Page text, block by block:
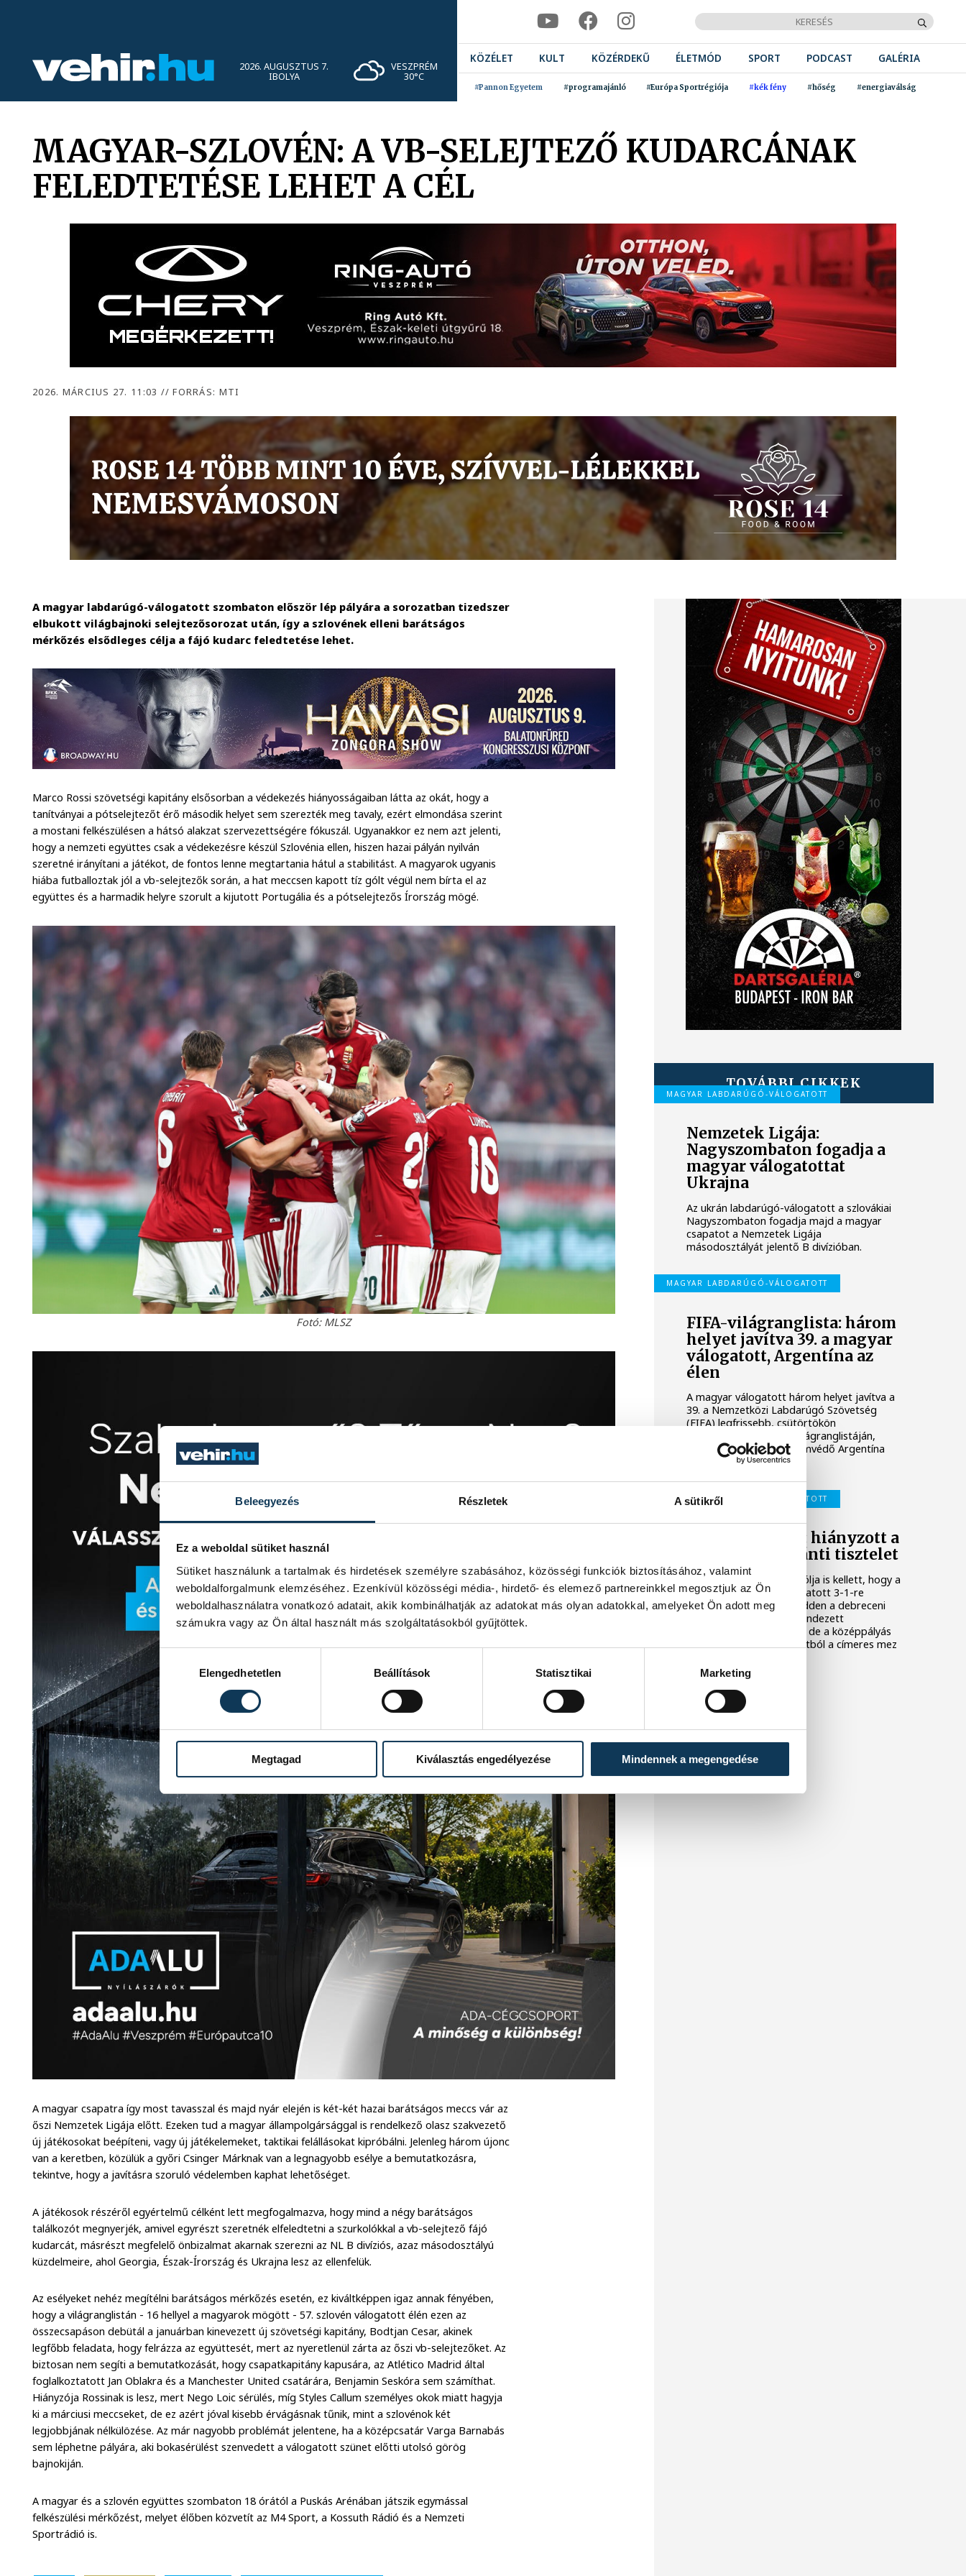
Beleegyezés Részletek A sütikről
Ez a weboldal sütiket használ
Sütiket használunk a tartalmak és hirdetések személyre szabásához, közösségi funkciók biztosításához, valamint
weboldalforgalmunk elemzéséhez. Ezenkívül közösségi média-, hirdető- és elemező partnereinkkel megosztjuk az Ön
weboldalhasználatra vonatkozó adatait, akik kombinálhatják az adatokat más olyan adatokkal, amelyeket Ön adott meg
számukra vagy az Ön által használt más szolgáltatásokból gyűjtöttek.
Elengedhetetlen
Beállítások Statisztikai Marketing
Megtagad Kiválasztás engedélyezése Mindennek a megengedése
2026. AUGUSZTUS 7.
IBOLYA
VESZPRÉM
30°C
KÖZÉLET KULT KÖZÉRDEKŰ ÉLETMÓD SPORT PODCAST GALÉRIA
#Pannon Egyetem #programajánló #Európa Sportrégiója #kék fény #hőség #energiaválság
MAGYAR-SZLOVÉN: A VB-SELEJTEZŐ KUDARCÁNAK
FELEDTETÉSE LEHET A CÉL
2026. MÁRCIUS 27. 11:03 // FORRÁS: MTI
A magyar labdarúgó-válogatott szombaton először lép pályára a sorozatban tizedszer
elbukott világbajnoki selejtezősorozat után, így a szlovének elleni barátságos
mérkőzés elsődleges célja a fájó kudarc feledtetése lehet.
Marco Rossi szövetségi kapitány elsősorban a védekezés hiányosságaiban látta az okát, hogy a
tanítványai a pótselejtezőt érő második helyet sem szerezték meg tavaly, ezért elmondása szerint
a mostani felkészülésen a hátsó alakzat szervezettségére fókuszál. Ugyanakkor ez nem azt jelenti,
hogy a nemzeti együttes csak a védekezésre készül Szlovénia ellen, hiszen hazai pályán nyilván
szeretné irányítani a játékot, de fontos lenne megtartania hátul a stabilitást. A magyarok ugyanis
hiába futballoztak jól a vb-selejtezők során, a hat meccsen kapott tíz gólt végül nem bírta el az
együttes és a harmadik helyre szorult a kijutott Portugália és a pótselejtezős Írország mögé.
Fotó: MLSZ
A magyar csapatra így most tavasszal és majd nyár elején is két-két hazai barátságos meccs vár az
őszi Nemzetek Ligája előtt. Ezeken tud a magyar állampolgársággal is rendelkező olasz szakvezető
új játékosokat beépíteni, vagy új játékelemeket, taktikai felállásokat kipróbálni. Jelenleg három újonc
van a keretben, közülük a győri Csinger Márknak van a legnagyobb esélye a bemutatkozásra,
tekintve, hogy a javításra szoruló védelemben kaphat lehetőséget.
A játékosok részéről egyértelmű célként lett megfogalmazva, hogy mind a négy barátságos
találkozót megnyerjék, amivel egyrészt szeretnék elfeledtetni a szurkolókkal a vb-selejtező fájó
kudarcát, másrészt megfelelő önbizalmat akarnak szerezni az NL B divíziós, azaz másodosztályú
küzdelmeire, ahol Georgia, Észak-Írország és Ukrajna lesz az ellenfelük.
Az esélyeket nehéz megítélni barátságos mérkőzés esetén, ez kiváltképpen igaz annak fényében,
hogy a világranglistán - 16 hellyel a magyarok mögött - 57. szlovén válogatott élén ezen az
összecsapáson debütál a januárban kinevezett új szövetségi kapitány, Bodtjan Cesar, akinek
legfőbb feladata, hogy felrázza az együttesét, mert az nyeretlenül zárta az őszi vb-selejtezőket. Az
biztosan nem segíti a bemutatkozását, hogy csapatkapitány kapusára, az Atlético Madrid által
foglalkoztatott Jan Oblakra és a Manchester United csatárára, Benjamin Seskóra sem számíthat.
Hiányzója Rossinak is lesz, mert Nego Loic sérülés, míg Styles Callum személyes okok miatt hagyja
ki a márciusi meccseket, de ez azért jóval kisebb érvágásnak tűnik, mint a szlovénok két
legjobbjának nélkülözése. Az már nagyobb problémát jelentene, ha a középcsatár Varga Barnabás
sem léphetne pályára, aki bokasérülést szenvedett a válogatott szünet előtti utolsó görög
bajnokiján.
A magyar és a szlovén együttes szombaton 18 órától a Puskás Arénában játszik egymással
felkészülési mérkőzést, melyet élőben közvetít az M4 Sport, a Kossuth Rádió és a Nemzeti
Sportrádió is.
TOVÁBBI CIKKEK
MAGYAR LABDARÚGÓ-VÁLOGATOTT
Nemzetek Ligája:
Nagyszombaton fogadja a
magyar válogatottat
Ukrajna
Az ukrán labdarúgó-válogatott a szlovákiai
Nagyszombaton fogadja majd a magyar
csapatot a Nemzetek Ligája
másodosztályát jelentő B divízióban.
MAGYAR LABDARÚGÓ-VÁLOGATOTT
FIFA-világranglista: három
helyet javítva 39. a magyar
válogatott, Argentína az
élen
A magyar válogatott három helyet javítva a
39. a Nemzetközi Labdarúgó Szövetség
(FIFA) legfrissebb, csütörtökön
nyilvánosságra hozott világranglistáján,
amelyet a világbajnoki címvédő Argentína
MAGYAR LABDARÚGÓ-VÁLOGATOTT
Schäfer András: hiányzott a
címeres mez iránti tisztelet
Schäfer András bombagólja is kellett, hogy a
magyar labdarúgó-válogatott 3-1-re
legyőzze a kazahokat kedden a debreceni
Nagyerdei Stadionban rendezett
barátságos mérkőzésen, de a középpályás
szerint hiányzott a csapatból a címeres mez